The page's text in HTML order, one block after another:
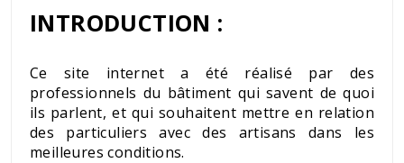
INTRODUCTION :
Ce site internet a été réalisé par des
professionnels du bâtiment qui savent de quoi
ils parlent, et qui souhaitent mettre en relation
des particuliers avec des artisans dans les
meilleures conditions.